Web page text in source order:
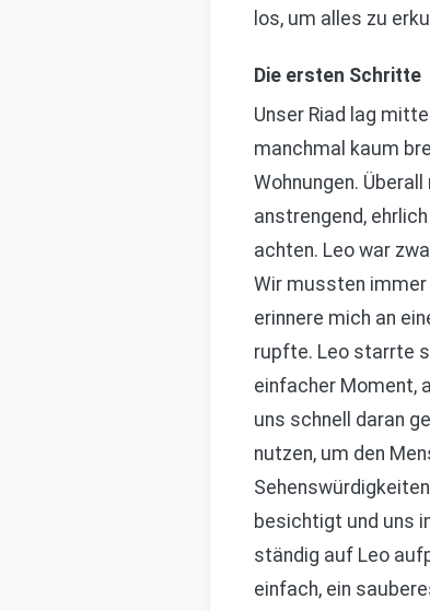
los, um alles zu
Die ersten Schritte
Unser Riad lag
manchmal kaum
Wohnungen.
anstrengend,
achten. Leo war
Wir mussten immer
erinnere mich an
rupfte. Leo starrte
einfacher Moment,
uns schnell daran
nutzen, um den
besichtigt und uns
ständig auf Leo
einfach, ein